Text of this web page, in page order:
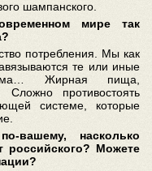
шампанского.
мире так
потребления. Мы как
те или иные
Жирная пища,
противостоять
системе, которые
насколько
российского? Можете